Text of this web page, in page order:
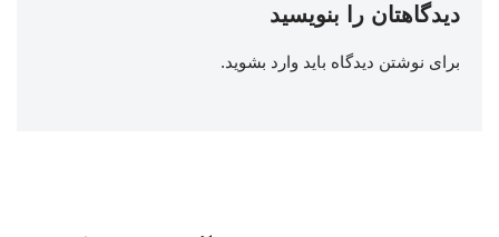
دیدگاهتان را بنویسید
برای نوشتن دیدگاه باید وارد بشوید.